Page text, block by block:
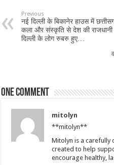
Previous
नई दिल्ली के बिकानेर हाउस में
कला और संस्कृति से देश की राजधानी
दिल्ली के लोग रुबरु हुए…
One comment
mitolyn
**mitolyn**
Mitolyn is a carefully
created to help
encourage healthy,